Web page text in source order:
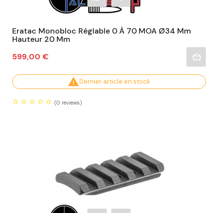
Eratac Monobloc Réglable 0 À 70 MOA Ø34 Mm
Hauteur 20 Mm
Prix
599,00 €
Dernier article en stock
(0 reviews)